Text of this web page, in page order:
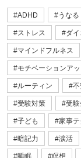
ADHD うなる
ストレス ダイ
マインドフルネス
モチベーションア
ルーティン 不
受験対策 受験
子ども 家事テ
暗記力 涙活
睡眠 瞑想